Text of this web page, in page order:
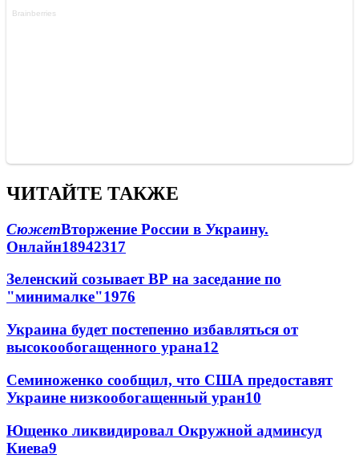
ЧИТАЙТЕ ТАКЖЕ
СюжетВторжение России в Украину.
Онлайн18942317
Зеленский созывает ВР на заседание по
"минималке"1976
Украина будет постепенно избавляться от
высокообогащенного урана12
Семиноженко сообщил, что США предоставят
Украине низкообогащенный уран10
Ющенко ликвидировал Окружной админсуд
Киева9